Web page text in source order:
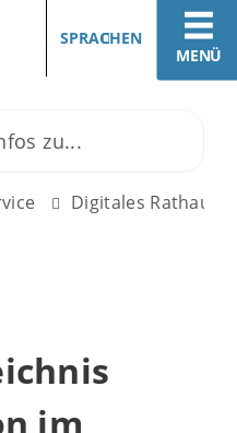
MENÜ
SPRACHEN
Digitales Rathaus
im